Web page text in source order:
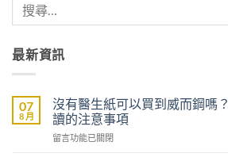
最新資訊
07
8 月
沒有醫生紙可以買到威而鋼嗎
讀的注意事項
在
留言功能已關閉